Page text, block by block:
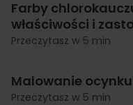
Farby
właściwości i
Przeczytasz w 5 min
Malowanie
Przeczytasz w 5 min